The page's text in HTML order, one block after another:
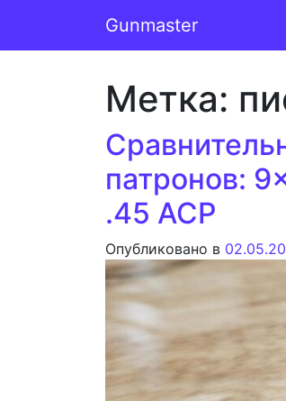
ОсновнаяGunmaster
Метка:
патронов:
.45 ACP
Опубликовано в